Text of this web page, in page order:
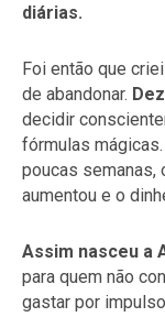
diárias.
Foi então que
de abandonar.
decidir
fórmulas mágicas.
poucas semanas,
aumentou e o
Assim nasceu a
para quem não
gastar por